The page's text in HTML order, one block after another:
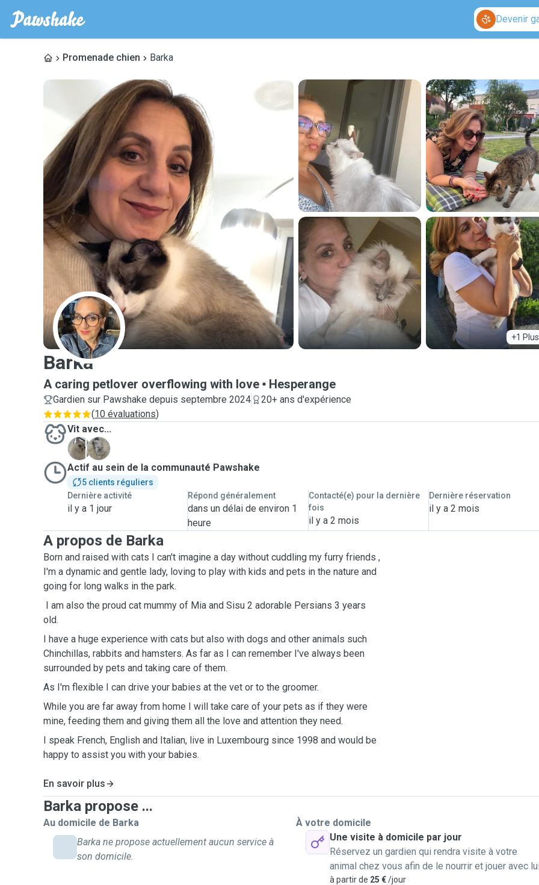
Devenir
Promenade chien Barka
+1 Plus
B
Barka
A caring petlover overflowing with love Hesperange
Gardien sur Pawshake depuis septembre 2024
20+ ans d'expérience
(10 évaluations)
Vit avec...
M
S
Actif au sein de la communauté Pawshake
5 clients réguliers
Dernière activité
il y a 1 jour
Répond généralement
dans un délai de environ 1
heure
Contacté(e) pour la dernière
fois
il y a 2 mois
Dernière réservation
il y a 2 mois
A propos de Barka
Born and raised with cats I can't imagine a day without cuddling my furry friends ,
I'm a dynamic and gentle lady, loving to play with kids and pets in the nature and
going for long walks in the park.
I am also the proud cat mummy of Mia and Sisu 2 adorable Persians 3 years
old.
I have a huge experience with cats but also with dogs and other animals such
Chinchillas, rabbits and hamsters. As far as I can remember I've always been
surrounded by pets and taking care of them.
As I'm flexible I can drive your babies at the vet or to the groomer.
While you are far away from home I will take care of your pets as if they were
mine, feeding them and giving them all the love and attention they need.
I speak French, English and Italian, live in Luxembourg since 1998 and would be
happy to assist you with your babies.
En savoir plus
Barka propose ...
Au domicile de Barka
Barka ne propose actuellement aucun service à
son domicile.
À votre domicile
Une visite à domicile par jour
Réservez un gardien qui rendra visite à votre
animal chez vous afin de le nourrir et jouer avec
à partir de 25 €/jour